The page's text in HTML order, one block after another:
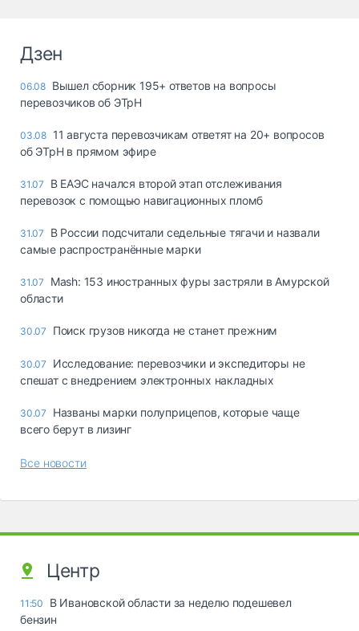
Дзен
06.08 Вышел сборник 195+ ответов на вопросы
перевозчиков об ЭТрН
03.08 11 августа перевозчикам ответят на 20+ вопросов
об ЭТрН в прямом эфире
31.07
В ЕАЭС начался второй этап отслеживания
перевозок с помощью навигационных пломб
31.07
В России подсчитали седельные тягачи и назвали
самые распространённые марки
31.07
Mash: 153 иностранных фуры застряли в Амурской
области
30.07 Поиск грузов никогда не станет прежним
30.07
Исследование: перевозчики и экспедиторы не
спешат с внедрением электронных накладных
30.07
Названы марки полуприцепов, которые чаще
всего берут в лизинг
Все новости
Центр
11:50
В Ивановской области за неделю подешевел
бензин